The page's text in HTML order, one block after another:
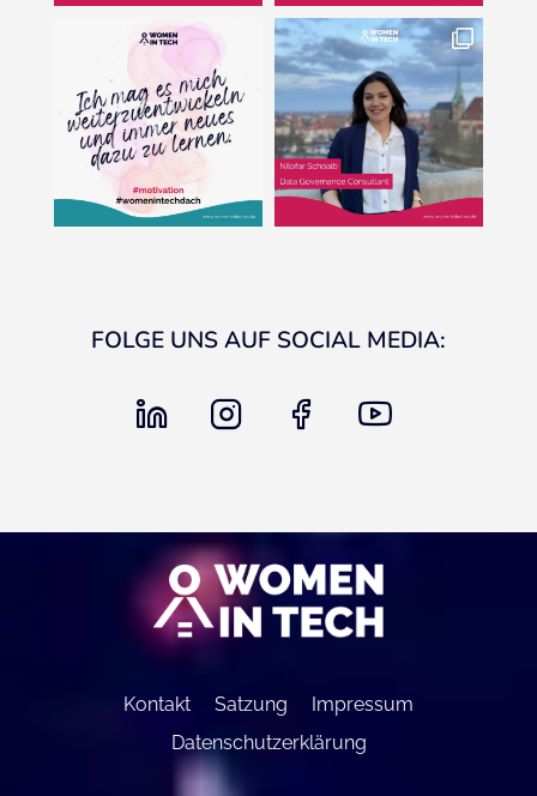
FOLGE UNS AUF SOCIAL MEDIA:
linkedin instagram
Kontakt Satzung
Impressum
Datenschutzerklärung